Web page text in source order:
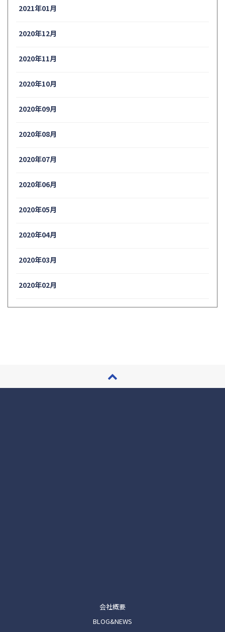
2021年01月
2020年12月
2020年11月
2020年10月
2020年09月
2020年08月
2020年07月
2020年06月
2020年05月
2020年04月
2020年03月
2020年02月
会社概要
BLOG&NEWS